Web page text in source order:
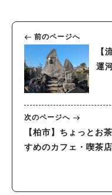
前のページへ
【
運
次のページへ
【柏市】ちょっとお
すめのカフェ・喫茶